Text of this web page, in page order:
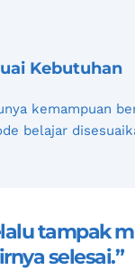
Kebutuhan
kemampuan
belajar
tampak
selesai.”